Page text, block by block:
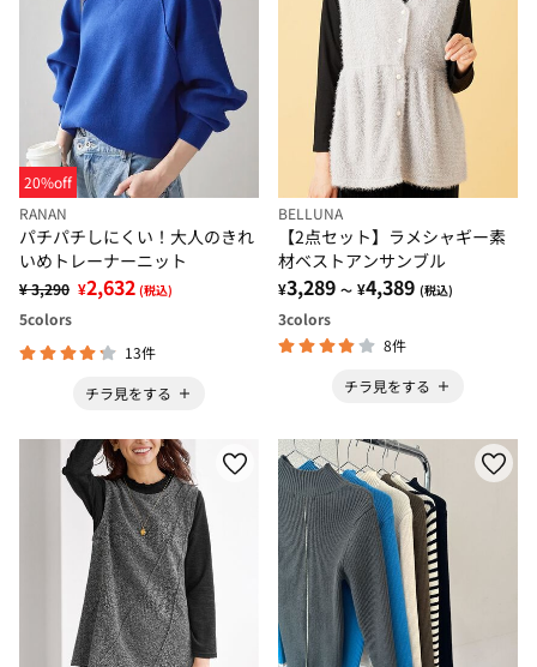
20%off
RANAN
パチパチしにくい！大人のきれ
いめトレーナーニット
¥ 3,290 ¥2,632 (税込)
5colors
13件
チラ見をする
BELLUNA
【2点セット】ラメシャギー素
材ベストアンサンブル
¥3,289 ～ ¥4,389 (税込)
3colors
8件
チラ見をする